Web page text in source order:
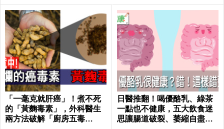
「一毫克就肝癌」！煮不死
的「黃麴毒素」，外科醫生
兩方法破解「廚房五毒
日醫推翻！喝優酪乳、綠茶
一點也不健康，五大飲食迷
思讓腸道破裂、萎縮自盡｜